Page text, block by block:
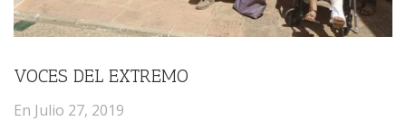
VOCES DEL EXTREMO
En Julio 27, 2019